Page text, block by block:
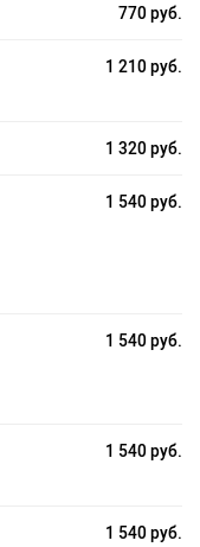
770 руб.
1 210 руб.
1 320 руб.
1 540 руб.
1 540 руб.
1 540 руб.
1 540 руб.